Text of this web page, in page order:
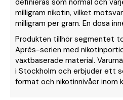
milligram nikotin, vilket
milligram per gram. En dosa
Produkten tillhör segmentet
Après-serien med
växtbaserade material.
i Stockholm och erbjuder ett
format och nikotinnivåer inom